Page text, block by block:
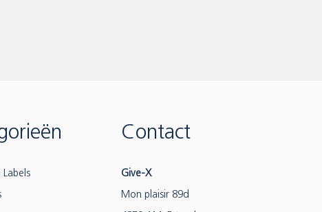
Contact
Give-X
Mon plaisir 89d